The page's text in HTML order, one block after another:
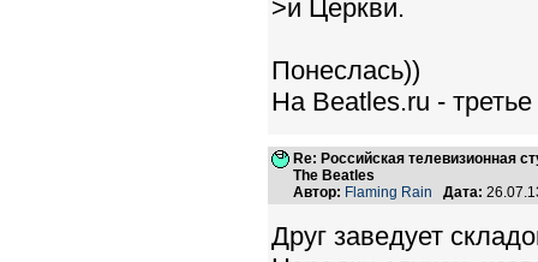
>и Церкви.
Понеслась))
На Beatles.ru -
Re: Российская телевизионная
The Beatles
Автор: Flaming Rain Дата:
Друг заведует